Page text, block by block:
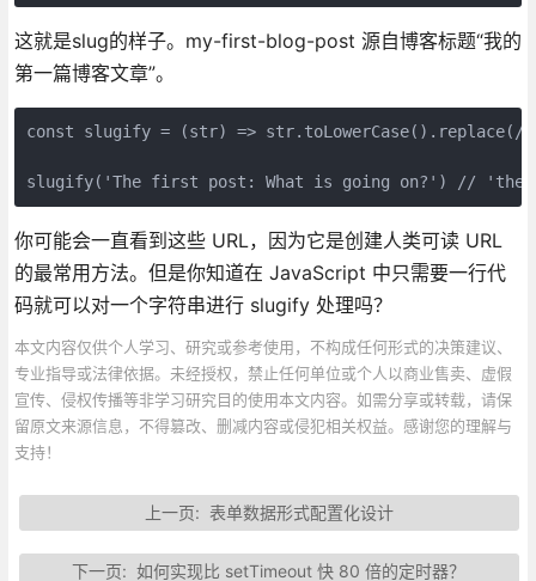
这就是slug的样子。my-first-blog-post 源自博客标题“我的
第一篇博客文章”。
const slugify = (str) =>
slugify('The first post: What is going on?') // 'the-
你可能会一直看到这些 URL，因为它是创建人类可读 URL
的最常用方法。但是你知道在 JavaScript 中只需要一行代
码就可以对一个字符串进行 slugify 处理吗？
本文内容仅供个人学习、研究或参考使用，不构成任何形式的决策建议、
专业指导或法律依据。未经授权，禁止任何单位或个人以商业售卖、虚假
宣传、侵权传播等非学习研究目的使用本文内容。如需分享或转载，请保
留原文来源信息，不得篡改、删减内容或侵犯相关权益。感谢您的理解与
支持！
上一页: 表单数据形式配置化设计
下一页:如何实现比 setTimeout 快 80 倍的定时器？